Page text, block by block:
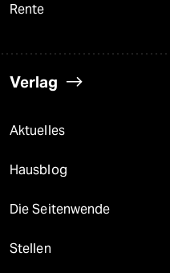
Rente
Verlag
Aktuelles
Hausblog
Die Seitenwende
Stellen